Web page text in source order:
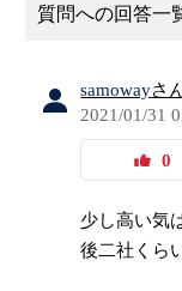
質問への回答一
samowayさ
2021/01/31
0
少し高い気
後二社くら